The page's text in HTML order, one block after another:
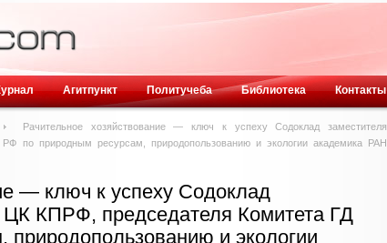
Агитпункт Политучеба Библиотека Контакты
Рачительное хозяйствование — ключ к успеху Содоклад заместителя
по природным ресурсам, природопользованию и экологии академика РАН
— ключ к успеху Содоклад
ЦК КПРФ, председателя Комитета ГД
и экологии